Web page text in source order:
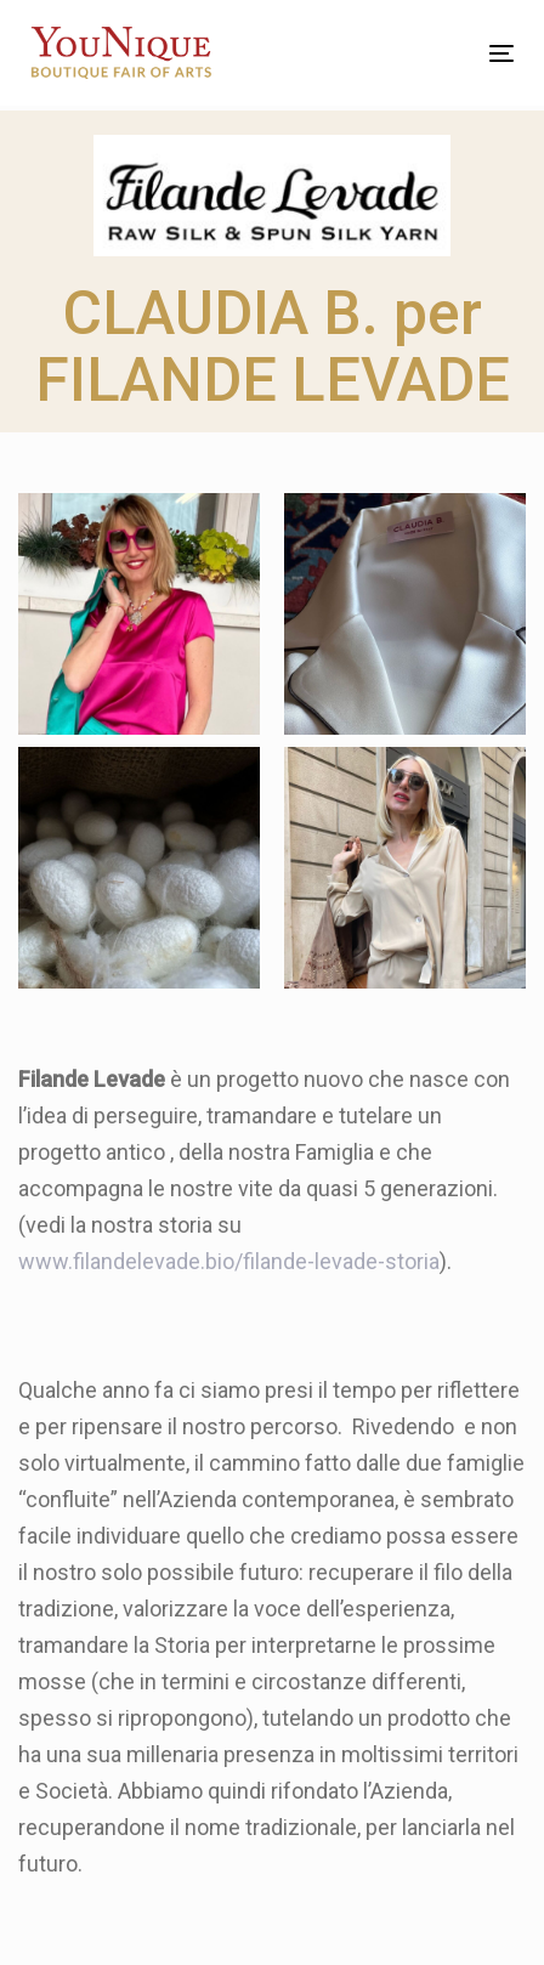
links
CLAUDIA B. per
FILANDE LEVADE
Filande Levade è un progetto nuovo che nasce con
l’idea di perseguire, tramandare e tutelare un
progetto antico , della nostra Famiglia e che
accompagna le nostre vite da quasi 5 generazioni.
(vedi la nostra storia su
www.filandelevade.bio/filande-levade-storia).
Qualche anno fa ci siamo presi il tempo per riflettere
e per ripensare il nostro percorso. Rivedendo e non
solo virtualmente, il cammino fatto dalle due famiglie
“confluite” nell’Azienda contemporanea, è sembrato
facile individuare quello che crediamo possa essere
il nostro solo possibile futuro: recuperare il filo della
tradizione, valorizzare la voce dell’esperienza,
tramandare la Storia per interpretarne le prossime
mosse (che in termini e circostanze differenti,
spesso si ripropongono), tutelando un prodotto che
ha una sua millenaria presenza in moltissimi territori
e Società. Abbiamo quindi rifondato l’Azienda,
recuperandone il nome tradizionale, per lanciarla nel
futuro.